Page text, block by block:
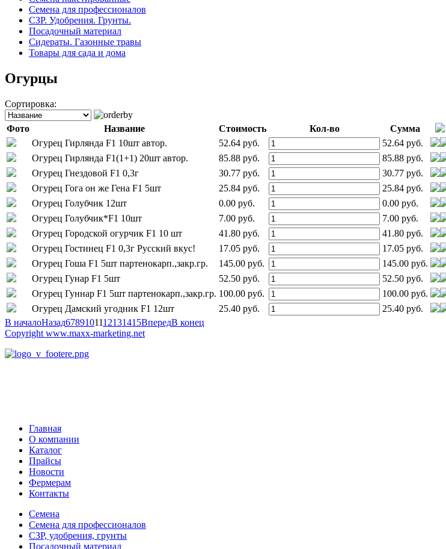
Семена для профессионалов
СЗР. Удобрения. Грунты.
Посадочный материал
Сидераты. Газонные травы
Товары для сада и дома
Огурцы
Сортировка:
Фото Название Стоимость Кол-во
Сумма
Огурец Гирлянда F1 10шт автор.
52.64 руб.
52.64 руб.
Огурец Гирлянда F1(1+1) 20шт автор.
85.88 руб.
85.88 руб.
Огурец Гнездовой F1 0,3г
30.77 руб.
30.77 руб.
Огурец Гога он же Гена F1 5шт
25.84 руб.
25.84 руб.
Огурец Голубчик 12шт
0.00 руб.
0.00 руб.
Огурец Голубчик*F1 10шт
7.00 руб.
7.00 руб.
Огурец Городской огурчик F1 10 шт
41.80 руб.
41.80 руб.
Огурец Гостинец F1 0,3г Русский вкус!
17.05 руб.
17.05 руб.
Огурец Гоша F1 5шт партенокарп.,закр.гр.
145.00 руб.
145.00 руб.
Огурец Гунар F1 5шт
52.50 руб.
52.50 руб.
Огурец Гуннар F1 5шт партенокарп.,закр.гр. 100.00 руб.
100.00 руб.
Огурец Дамский угодник F1 12шт
25.40 руб.
25.40 руб.
В началоНазад6789101112131415ВпередВ конец
Copyright www.maxx-marketing.net
Главная
О компании
Каталог
Прайсы
Новости
Фермерам
Контакты
Семена
Семена для профессионалов
СЗР, удобрения, грунты
Посадочный материал